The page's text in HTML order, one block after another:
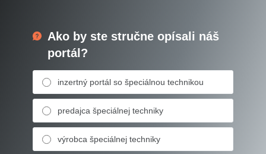
Ako by ste stručne opísali náš
portál?
inzertný portál so špeciálnou technikou
predajca špeciálnej techniky
výrobca špeciálnej techniky